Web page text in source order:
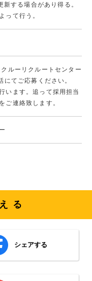
する場合があり得る。
って行う。
ルーリクルートセンター
てご応募ください。
います。追って採用担当
ご連絡致します。
る
シェアする